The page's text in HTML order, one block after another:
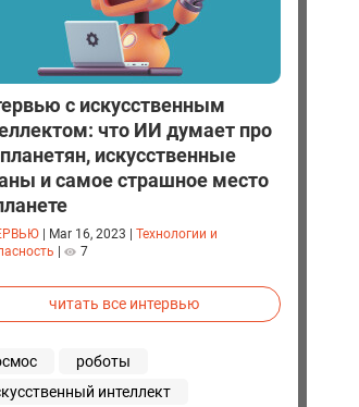
с искусственным
что ИИ думает про
искусственные
и самое страшное место
Mar 16, 2023
Технологии и
7
читать все интервью
роботы
интеллект